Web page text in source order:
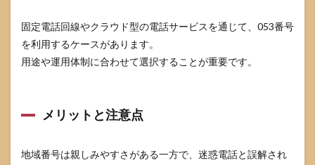
固定電話回線やクラウド型の電話サービスを通じて、053番号
を利用するケースがあります。
用途や運用体制に合わせて選択することが重要です。
メリットと注意点
地域番号は親しみやすさがある一方で、迷惑電話と誤解され